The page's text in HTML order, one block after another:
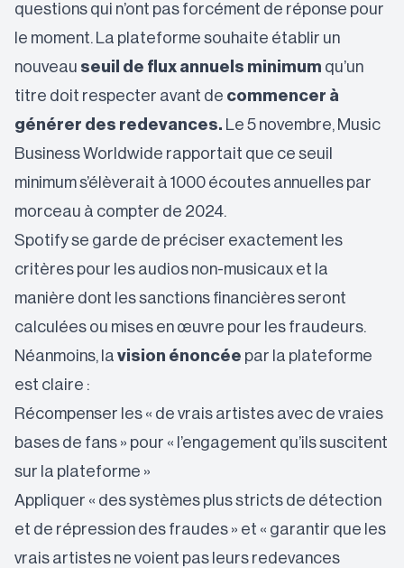
questions qui n’ont pas forcément de réponse pour
le moment. La plateforme souhaite établir un
nouveau seuil de flux annuels minimum qu’un
titre doit respecter avant de commencer à
générer des redevances. Le 5 novembre, Music
Business Worldwide rapportait que ce seuil
minimums’élèverait à 1000 écoutes annuelles par
morceau à compter de 2024.
Spotify se garde de préciser exactement les
critères pour les audios non-musicaux et la
manière dont les sanctions financières seront
calculées ou mises en œuvre pour les fraudeurs.
Néanmoins, la vision énoncée par la plateforme
est claire :
Récompenser les « de vrais artistes avec de vraies
bases de fans » pour « l’engagement qu’ils suscitent
sur la plateforme »
Appliquer « des systèmes plus stricts de détection
et de répression des fraudes » et « garantir que les
vrais artistes ne voient pas leurs redevances